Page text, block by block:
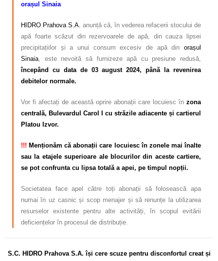
orașul Sinaia
HIDRO Prahova S.A. anunță că, în vederea refacerii stocului de
apă foarte scăzut din rezervoarele de apă, din cauza lipsei
precipitațiilor și a unui consum excesiv de apă din orașul
Sinaia, este nevoită să furnizeze apă cu presiune redusă,
începând cu data de 03 august 2024, până la revenirea
debitelor normale.
Vor fi afectați de această oprire abonații care locuiesc în zona
centrală, Bulevardul Carol I cu străzile adiacente și cartierul
Platou Izvor.
!!! Menționăm că abonații care locuiesc în zonele mai înalte
sau la etajele superioare ale blocurilor din aceste cartiere,
se pot confrunta cu lipsa totală a apei, pe timpul nopții.
Societatea face apel către toți abonații să folosească apa
numai în uz casnic și scop menajer și să renunțe la utilizarea
resurselor existente pentru alte activități, în scopul evitării
deficiențelor în procesul de distribuție.
S.C. HIDRO Prahova S.A. își cere scuze pentru disconfortul creat și